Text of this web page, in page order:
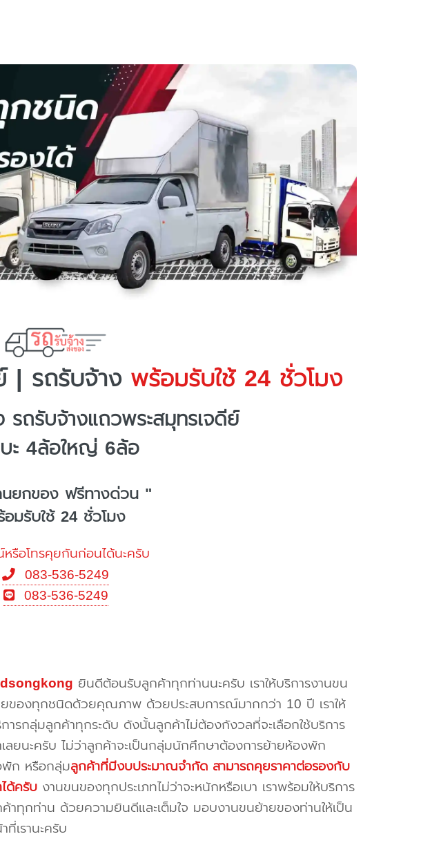
| รถรับจ้างพร้อมรับใช้ 24 ชั่วโมง
รถรับจ้างแถวพระสมุทรเจดีย์
ะ 4ล้อใหญ่ 6ล้อ
ยกของ ฟรีทางด่วน "
มรับใช้ 24 ชั่วโมง
หรือโทรคุยกันก่อนได้นะครับ
083-536-5249
083-536-5249
ยินดีต้อนรับลูกค้าทุกท่านนะครับ เราให้บริการงานขน
ของทุกชนิดด้วยคุณภาพ ด้วยประสบการณ์มากกว่า 10 ปี เราให้
ารกลุ่มลูกค้าทุกระดับ ดังนั้นลูกค้าไม่ต้องกังวลที่จะเลือกใช้บริการ
เลยนะครับ ไม่ว่าลูกค้าจะเป็นกลุ่มนักศึกษาต้องการย้ายห้องพัก
ก หรือกลุ่มลูกค้าที่มีงบประมาณจำกัด สามารถคุยราคาต่อรองกับ
ได้ครับงานขนของทุกประเภทไม่ว่าจะหนักหรือเบา เราพร้อมให้บริการ
าทุกท่าน ด้วยความยินดีและเต็มใจ มอบงานขนย้ายของท่านให้เป็น
ที่เรานะครับ